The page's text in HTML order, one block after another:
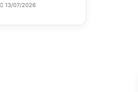
13/07/2026